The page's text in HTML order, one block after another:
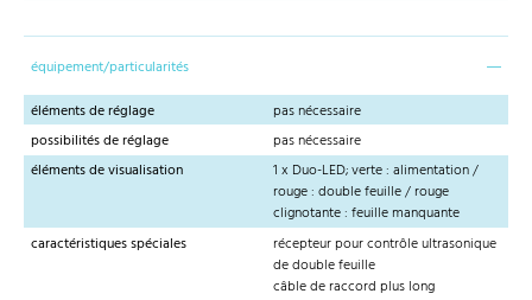
équipement/particularités
éléments de réglage
pas nécessaire
possibilités de réglage
pas nécessaire
éléments de visualisation
1 x Duo-LED; verte : alimentation /
rouge : double feuille / rouge
clignotante : feuille manquante
caractéristiques spéciales
récepteur pour contrôle ultrasonique
de double feuille
câble de raccord plus long